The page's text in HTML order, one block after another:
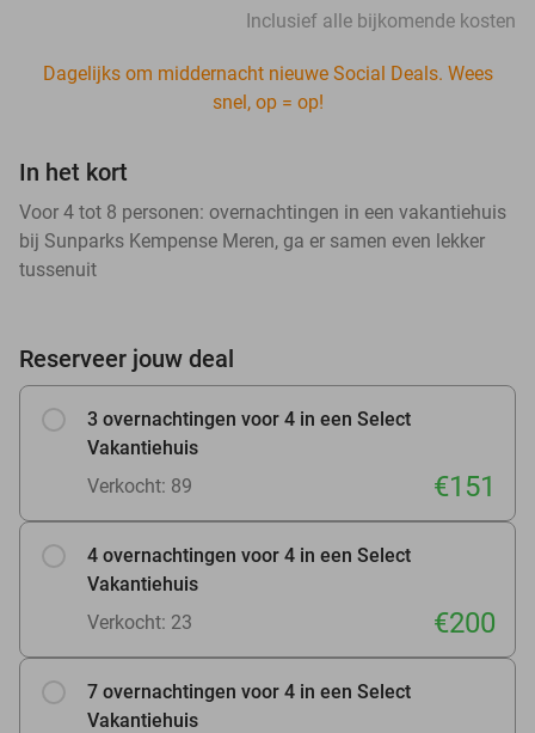
Inclusief alle bijkomende kosten
Dagelijks om middernacht nieuwe Social Deals. Wees
snel, op = op!
In het kort
Voor 4 tot 8 personen: overnachtingen in een vakantiehuis
bij Sunparks Kempense Meren, ga er samen even lekker
tussenuit
Reserveer jouw deal
3 overnachtingen voor 4 in een Select
Vakantiehuis
Verkocht: 89
€151
4 overnachtingen voor 4 in een Select
Vakantiehuis
Verkocht: 23
€200
7 overnachtingen voor 4 in een Select
Vakantiehuis